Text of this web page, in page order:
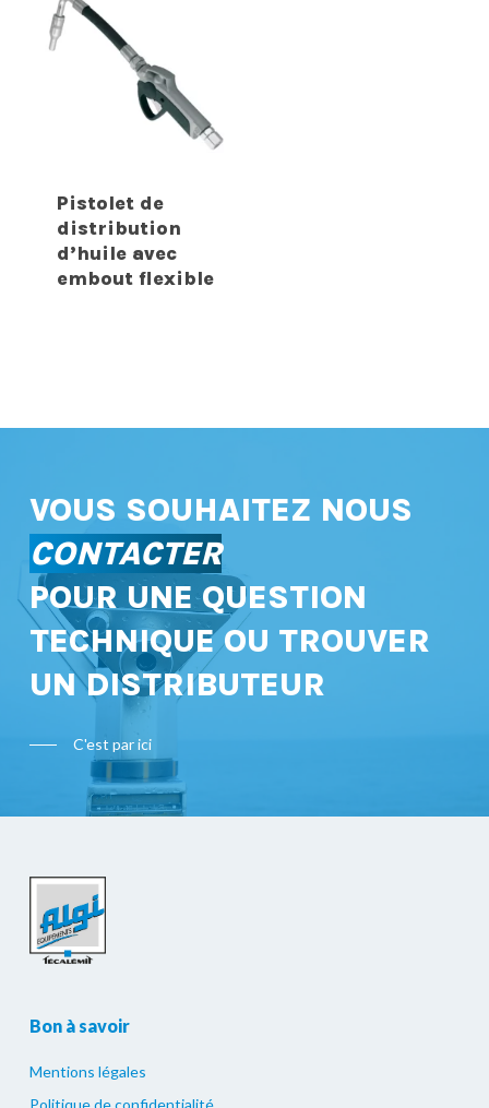
Pistolet de
distribution
d’huile avec
embout flexible
VOUS SOUHAITEZ NOUS
CONTACTER
POUR UNE QUESTION
TECHNIQUE OU TROUVER
UN DISTRIBUTEUR
C'est par ici
Bon à savoir
Mentions légales
Politique de confidentialité